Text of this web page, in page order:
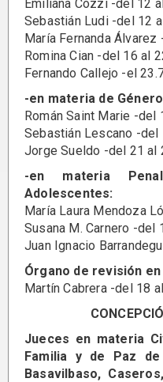
Emiliana Cozzi -del 12
Sebastián Ludi -del 12
María Fernanda Álvarez
Romina Cian -del 16 al
Fernando Callejo -el
-en materia de
Román Saint Marie -del
Sebastián Lescano -del
Jorge Sueldo -del 21 al
-en materia
Adolescentes:
María Laura Mendoza
Susana M. Carnero -del
Juan Ignacio
Órgano de revisión
Martín Cabrera -del 18
Jueces en materia
Familia y de Paz de
Basavilbaso,